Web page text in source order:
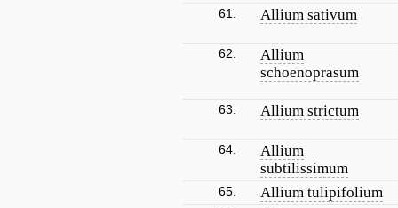
61. Allium sativum
62.
Allium
schoenoprasum
63. Allium strictum
64.
Allium
subtilissimum
65. Allium tulipifolium